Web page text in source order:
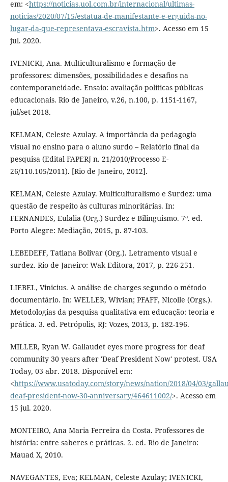
em: <https://noticias.uol.com.br/internacional/ultimas-
noticias/2020/07/15/estatua-de-manifestante-e-erguida-no-
lugar-da-que-representava-escravista.htm>. Acesso em 15
jul. 2020.
IVENICKI, Ana. Multiculturalismo e formação de
professores: dimensões, possibilidades e desafios na
contemporaneidade. Ensaio: avaliação políticas públicas
educacionais. Rio de Janeiro, v.26, n.100, p. 1151-1167,
jul/set 2018.
KELMAN, Celeste Azulay. A importância da pedagogia
visual no ensino para o aluno surdo – Relatório final da
pesquisa (Edital FAPERJ n. 21/2010/Processo E-
26/110.105/2011). [Rio de Janeiro, 2012].
KELMAN, Celeste Azulay. Multiculturalismo e Surdez: uma
questão de respeito às culturas minoritárias. In:
FERNANDES, Eulalia (Org.) Surdez e Bilinguismo. 7ª. ed.
Porto Alegre: Mediação, 2015, p. 87-103.
LEBEDEFF, Tatiana Bolivar (Org.). Letramento visual e
surdez. Rio de Janeiro: Wak Editora, 2017, p. 226-251.
LIEBEL, Vinicius. A análise de charges segundo o método
documentário. In: WELLER, Wivian; PFAFF, Nicolle (Orgs.).
Metodologias da pesquisa qualitativa em educação: teoria e
prática. 3. ed. Petrópolis, RJ: Vozes, 2013, p. 182-196.
MILLER, Ryan W. Gallaudet eyes more progress for deaf
community 30 years after 'Deaf President Now' protest. USA
Today, 03 abr. 2018. Disponível em:
<https://www.usatoday.com/story/news/nation/2018/04/03/
deaf-president-now-30-anniversary/464611002/>. Acesso em
15 jul. 2020.
MONTEIRO, Ana Maria Ferreira da Costa. Professores de
história: entre saberes e práticas. 2. ed. Rio de Janeiro:
Mauad X, 2010.
NAVEGANTES, Eva; KELMAN, Celeste Azulay; IVENICKI,